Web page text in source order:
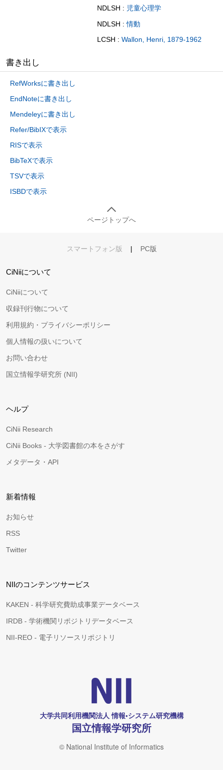
NDLSH : 児童心理学
NDLSH :情動
LCSH : Wallon, Henri, 1879-1962
書き出し
RefWorksに書き出し
EndNoteに書き出し
Mendeleyに書き出し
Refer/BibIXで表示
RISで表示
BibTeXで表示
TSVで表示
ISBDで表示
ページトップへ
スマートフォン版 | PC版
CiNiiについて
CiNiiについて
収録刊行物について
利用規約・プライバシーポリシー
個人情報の扱いについて
お問い合わせ
国立情報学研究所 (NII)
ヘルプ
CiNii Research
CiNii Books - 大学図書館の本をさがす
メタデータ・API
新着情報
お知らせ
RSS
Twitter
NIIのコンテンツサービス
KAKEN - 科学研究費助成事業データベース
IRDB - 学術機関リポジトリデータベース
NII-REO - 電子リソースリポジトリ
大学共同利用機関法人 情報•システム研究機構
国立情報学研究所
© National Institute of Informatics